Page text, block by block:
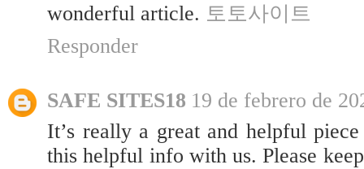
wonderful article. 토토사이트
Responder
SAFE SITES18 19 de febrero de
It’s really a great and helpful
this helpful info with us. Please